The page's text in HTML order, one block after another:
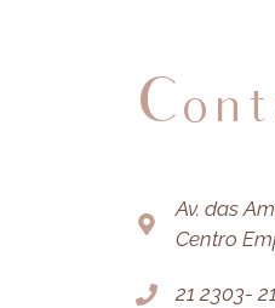
Av. das
Centro
21 2303-